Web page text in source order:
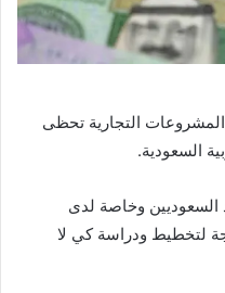
التجارية تحظى
السعودية.
السعوديين وخاصة لدى
لتخطيط ودراسة كي لا